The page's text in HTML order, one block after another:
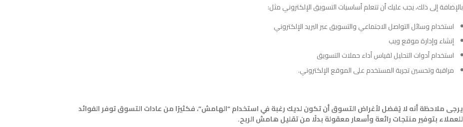
بالإضافة إلى ذلك، يجب عليك أن تتعلم أساسيات التسويق الإلكتروني مثل:
استخدام وسائل التواصل الاجتماعي والتسويق عبر البريد الإلكتروني
إنشاء وإدارة موقع ويب
استخدام أدوات التحليل لقياس أداء حملات التسويق
مراقبة وتحسين تجربة المستخدم على الموقع الإلكتروني.
يرجى ملاحظة أنه لا يُفضل لأغراض التسوق أن تكون لديك رغبة في استخدام “الهامش”، فكثيرًا من عادات التسوق توفر الفوائد
للعملاء بتوفير منتجات رائعة وأسعار معقولة بدلًا من تقليل هامش الربح.